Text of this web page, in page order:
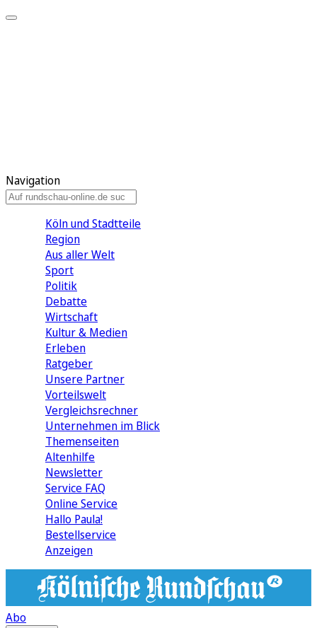
Navigation
Köln und Stadtteile
Region
Aus aller Welt
Sport
Politik
Debatte
Wirtschaft
Kultur & Medien
Erleben
Ratgeber
Unsere Partner
Vorteilswelt
Vergleichsrechner
Unternehmen im Blick
Themenseiten
Altenhilfe
Newsletter
Service FAQ
Online Service
Hallo Paula!
Bestellservice
Anzeigen
Abo